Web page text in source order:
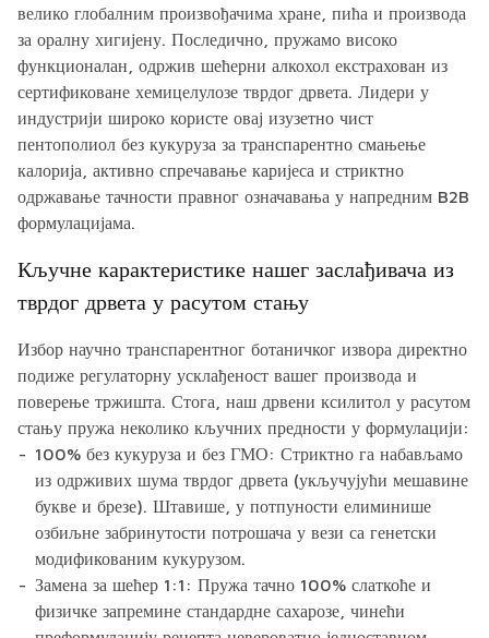
велико глобалним произвођачима хране, пића и производа
за оралну хигијену. Последично, пружамо високо
функционалан, одржив шећерни алкохол екстрахован из
сертификоване хемицелулозе тврдог дрвета. Лидери у
индустрији широко користе овај изузетно чист
пентополиол без кукуруза за транспарентно смањење
калорија, активно спречавање каријеса и стриктно
одржавање тачности правног означавања у напредним B2B
формулацијама.
Кључне карактеристике нашег заслађивача из
тврдог дрвета у расутом стању
Избор научно транспарентног ботаничког извора директно
подиже регулаторну усклађеност вашег производа и
поверење тржишта. Стога, наш дрвени ксилитол у расутом
стању пружа неколико кључних предности у формулацији:
100% без кукуруза и без ГМО: Стриктно га набављамо
из одрживих шума тврдог дрвета (укључујући мешавине
букве и брезе). Штавише, у потпуности елиминише
озбиљне забринутости потрошача у вези са генетски
модификованим кукурузом.
Замена за шећер 1:1: Пружа тачно 100% слаткоће и
физичке запремине стандардне сахарозе, чинећи